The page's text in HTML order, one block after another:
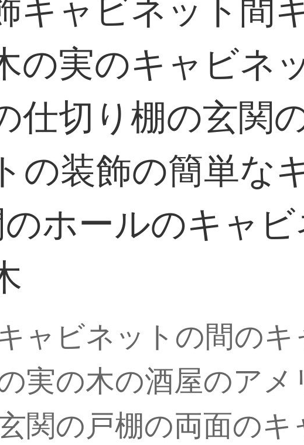
の実のキャビネ
仕切り棚の玄関
の装飾の簡単な
ホールのキャ
ャビネットの間の
実の木の酒屋のア
関の戸棚の両面の